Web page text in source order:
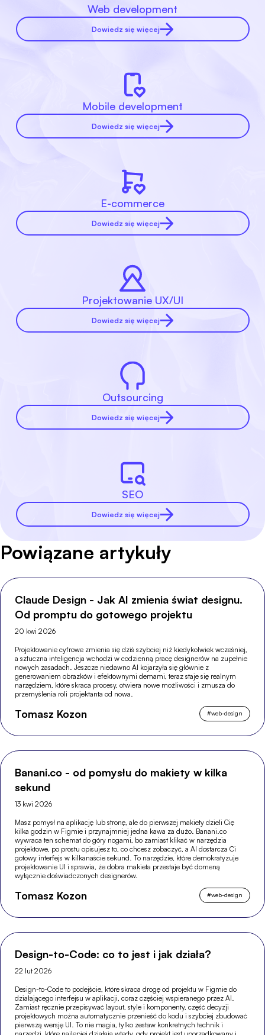
Web development
Dowiedz się więcej
Mobile development
Dowiedz się więcej
E-commerce
Dowiedz się więcej
Projektowanie UX/UI
Dowiedz się więcej
Outsourcing
Dowiedz się więcej
SEO
Dowiedz się więcej
Powiązane artykuły
Claude Design - Jak AI zmienia świat designu.
Od promptu do gotowego projektu
20 kwi 2026
Projektowanie cyfrowe zmienia się dziś szybciej niż kiedykolwiek wcześniej,
a sztuczna inteligencja wchodzi w codzienną pracę designerów na zupełnie
nowych zasadach. Jeszcze niedawno AI kojarzyła się głównie z
generowaniem obrazków i efektownymi demami, teraz staje się realnym
narzędziem, które skraca procesy, otwiera nowe możliwości i zmusza do
przemyślenia roli projektanta od nowa.
Tomasz Kozon #web-design
Banani.co - od pomysłu do makiety w kilka
sekund
13 kwi 2026
Masz pomysł na aplikację lub stronę, ale do pierwszej makiety dzieli Cię
kilka godzin w Figmie i przynajmniej jedna kawa za dużo. Banani.co
wywraca ten schemat do góry nogami, bo zamiast klikać w narzędzia
projektowe, po prostu opisujesz to, co chcesz zobaczyć, a AI dostarcza Ci
gotowy interfejs w kilkanaście sekund. To narzędzie, które demokratyzuje
projektowanie UI i sprawia, że dobra makieta przestaje być domeną
wyłącznie doświadczonych designerów.
Tomasz Kozon #web-design
Design-to-Code: co to jest i jak działa?
22 lut 2026
Design-to-Code to podejście, które skraca drogę od projektu w Figmie do
działającego interfejsu w aplikacji, coraz częściej wspieranego przez AI.
Zamiast ręcznie przepisywać layout, style i komponenty, część decyzji
projektowych można automatycznie przenieść do kodu i szybciej zbudować
pierwszą wersję UI. To nie magia, tylko zestaw konkretnych technik i